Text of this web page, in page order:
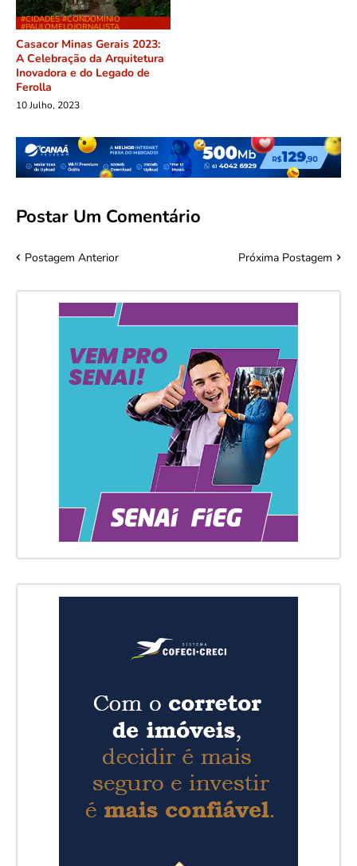
#CIDADES #CONDOMÍNIO
#PAULOMELOJORNALISTA
Casacor Minas Gerais 2023:
A Celebração da Arquitetura
Inovadora e do Legado de
Ferolla
10 Julho, 2023
Postar Um Comentário
Postagem Anterior Próxima Postagem